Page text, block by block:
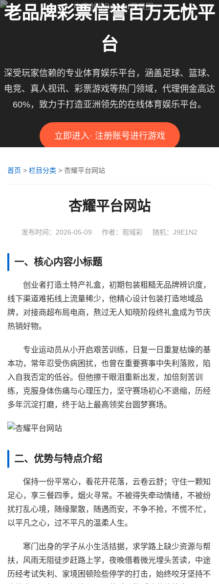
老品牌彩票信誉百万无忧平
台
深受玩家信赖的专业体育娱乐平台，涵盖足球、篮球、
电竞、真人视讯、彩票游戏等热门领域，代理佣金高达
60%，致力于打造亚洲领先的在线体育娱乐平台。
立即进入· 注册账号进行游戏
首页 > 栏目分类 > 杏耀平台网站
杏耀平台网站
发布时间：2026-05-09 作者：观域彩 随机：J9E1N2
一、核心内容小标题
创业者打造土特产礼盒，初期包装粗糙无品牌辨识度，
线下渠道难拓线上流量稀少，他精心设计包装打造地域品
牌，对接商超布局电商，熬过无人知晓阶段终礼盒成为节庆
热销好物。
专业运动员从小开启艰苦训练，日复一日重复枯燥的基
本功，常年忍受伤病困扰，也曾在重要赛事中失利落败，陷
入自我否定的低谷。但他擦干眼泪重新出发，加倍刻苦训
练，克服身体伤痛与心理压力，坚守赛场初心不退缩，历经
多年沉淀打磨，终于站上最高领奖台圆梦赛场。
二、优势与特点介绍
保持一份平常心，看花开花落，云卷云舒；守住一颗知
足心，享三餐四季，烟火寻常。不被得失牵动情绪，不被纷
扰打乱心境，随缘聚散，随遇而安，不争不抢，不慌不忙，
以平凡之心，过不平凡的温柔人生。
寒门出身的学子从小生活拮据，求学路上缺少资源与帮
扶，风雨无阻徒步赶路上学，夜晚借着微光埋头苦读，中途
历经考试失利、家境困顿险些停学的打击，始终咬牙坚持不